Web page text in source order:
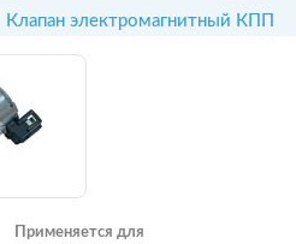
Клапан электромагнитный КПП
Применяется для